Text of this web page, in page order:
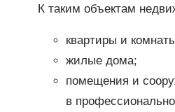
К таким объектам
квартиры и
жилые дома;
помещения и
в